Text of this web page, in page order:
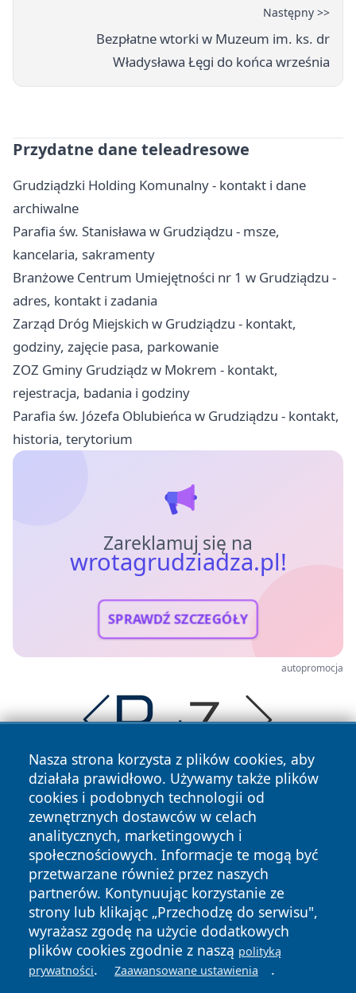
Następny >>
Bezpłatne wtorki w Muzeum im. ks. dr
Władysława Łęgi do końca września
Przydatne dane teleadresowe
Grudziądzki Holding Komunalny - kontakt i dane
archiwalne
Parafia św. Stanisława w Grudziądzu - msze,
kancelaria, sakramenty
Branżowe Centrum Umiejętności nr 1 w Grudziądzu -
adres, kontakt i zadania
Zarząd Dróg Miejskich w Grudziądzu - kontakt,
godziny, zajęcie pasa, parkowanie
ZOZ Gminy Grudziądz w Mokrem - kontakt,
rejestracja, badania i godziny
Parafia św. Józefa Oblubieńca w Grudziądzu - kontakt,
historia, terytorium
Zareklamuj się na
wrotagrudziadza.pl!
SPRAWDŹ SZCZEGÓŁY
autopromocja
Nasza strona korzysta z plików cookies, aby
działała prawidłowo. Używamy także plików
cookies i podobnych technologii od
zewnętrznych dostawców w celach
analitycznych, marketingowych i
społecznościowych. Informacje te mogą być
przetwarzane również przez naszych
partnerów. Kontynuując korzystanie ze
strony lub klikając „Przechodzę do serwisu",
wyrażasz zgodę na użycie dodatkowych
plików cookies zgodnie z naszą polityką
prywatności. Zaawansowane ustawienia .
Copyright © 2026 wrotagrudziadza.pl Wszystkie prawa
zastrzeżone.
News Autorzy
Polityka
Prywatności
Polityka
Cookies